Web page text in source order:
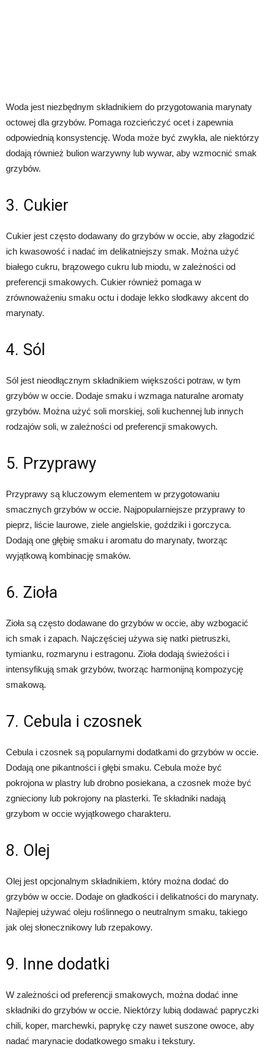
Woda jest niezbędnym składnikiem do przygotowania marynaty
octowej dla grzybów. Pomaga rozcieńczyć ocet i zapewnia
odpowiednią konsystencję. Woda może być zwykła, ale niektórzy
dodają również bulion warzywny lub wywar, aby wzmocnić smak
grzybów.
3. Cukier
Cukier jest często dodawany do grzybów w occie, aby złagodzić
ich kwasowość i nadać im delikatniejszy smak. Można użyć
białego cukru, brązowego cukru lub miodu, w zależności od
preferencji smakowych. Cukier również pomaga w
zrównoważeniu smaku octu i dodaje lekko słodkawy akcent do
marynaty.
4. Sól
Sól jest nieodłącznym składnikiem większości potraw, w tym
grzybów w occie. Dodaje smaku i wzmaga naturalne aromaty
grzybów. Można użyć soli morskiej, soli kuchennej lub innych
rodzajów soli, w zależności od preferencji smakowych.
5. Przyprawy
Przyprawy są kluczowym elementem w przygotowaniu
smacznych grzybów w occie. Najpopularniejsze przyprawy to
pieprz, liście laurowe, ziele angielskie, goździki i gorczyca.
Dodają one głębię smaku i aromatu do marynaty, tworząc
wyjątkową kombinację smaków.
6. Zioła
Zioła są często dodawane do grzybów w occie, aby wzbogacić
ich smak i zapach. Najczęściej używa się natki pietruszki,
tymianku, rozmarynu i estragonu. Zioła dodają świeżości i
intensyfikują smak grzybów, tworząc harmonijną kompozycję
smakową.
7. Cebula i czosnek
Cebula i czosnek są popularnymi dodatkami do grzybów w occie.
Dodają one pikantności i głębi smaku. Cebula może być
pokrojona w plastry lub drobno posiekana, a czosnek może być
zgnieciony lub pokrojony na plasterki. Te składniki nadają
grzybom w occie wyjątkowego charakteru.
8. Olej
Olej jest opcjonalnym składnikiem, który można dodać do
grzybów w occie. Dodaje on gładkości i delikatności do marynaty.
Najlepiej używać oleju roślinnego o neutralnym smaku, takiego
jak olej słonecznikowy lub rzepakowy.
9. Inne dodatki
W zależności od preferencji smakowych, można dodać inne
składniki do grzybów w occie. Niektórzy lubią dodawać papryczki
chili, koper, marchewki, paprykę czy nawet suszone owoce, aby
nadać marynacie dodatkowego smaku i tekstury.